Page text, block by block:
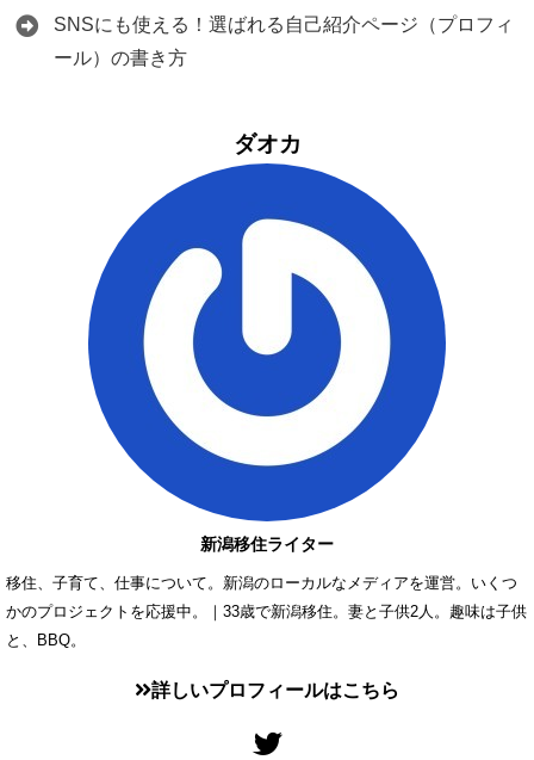
SNSにも使える！選ばれる自己紹介ページ（プロフィ
ール）の書き方
ダオカ
新潟移住ライター
移住、子育て、仕事について。新潟のローカルなメディアを運営。いくつ
かのプロジェクトを応援中。｜33歳で新潟移住。妻と子供2人。趣味は子供
と、BBQ。
詳しいプロフィールはこちら